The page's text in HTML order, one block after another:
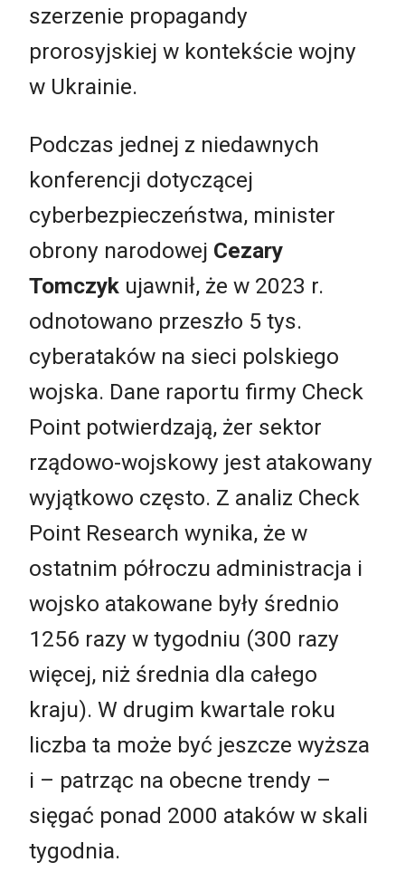
szerzenie propagandy
prorosyjskiej w kontekście wojny
w Ukrainie.
Podczas jednej z niedawnych
konferencji dotyczącej
cyberbezpieczeństwa, minister
obrony narodowej Cezary
Tomczyk ujawnił, że w 2023 r.
odnotowano przeszło 5 tys.
cyberataków na sieci polskiego
wojska. Dane raportu firmy Check
Point potwierdzają, żer sektor
rządowo-wojskowy jest atakowany
wyjątkowo często. Z analiz Check
Point Research wynika, że w
ostatnim półroczu administracja i
wojsko atakowane były średnio
1256 razy w tygodniu (300 razy
więcej, niż średnia dla całego
kraju). W drugim kwartale roku
liczba ta może być jeszcze wyższa
i – patrząc na obecne trendy –
sięgać ponad 2000 ataków w skali
tygodnia.